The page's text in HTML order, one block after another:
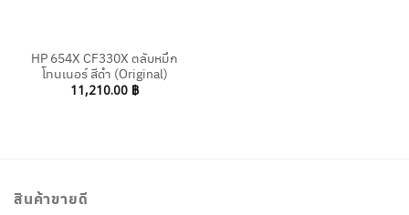
HP 654X CF330X ตลับหมึก
โทนเนอร์ สีดำ (Original)
11,210.00 ฿
สินค้าขายดี